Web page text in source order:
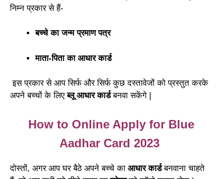
निम्न प्रकार से हैं-
बच्चे का जन्म प्रमाण पत्र
माता-पिता का आधार कार्ड
इस प्रकार से आप सिर्फ और सिर्फ कुछ दस्तावेजों को प्रस्तुत करके
अपने बच्चों के लिएब्लू आधार कार्डबनवा सकेंगे |
How to Online Apply for Blue
Aadhar Card 2023
दोस्तों, अगर आप घर बैठे अपने बच्चे का आधार कार्डबनवाना चाहते